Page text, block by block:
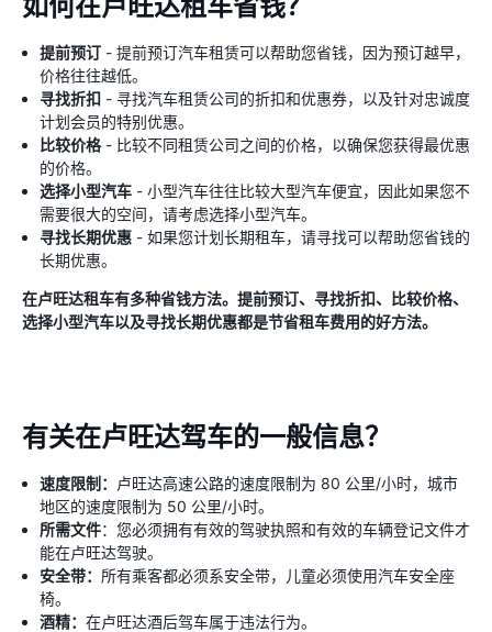
如何在卢旺达租车省钱？
提前预订 - 提前预订汽车租赁可以帮助您省钱，因为预订越早，
价格往往越低。
寻找折扣 - 寻找汽车租赁公司的折扣和优惠券，以及针对忠诚度
计划会员的特别优惠。
比较价格- 比较不同租赁公司之间的价格，以确保您获得最优惠
的价格。
选择小型汽车 - 小型汽车往往比较大型汽车便宜，因此如果您不
需要很大的空间，请考虑选择小型汽车。
寻找长期优惠 - 如果您计划长期租车，请寻找可以帮助您省钱的
长期优惠。
在卢旺达租车有多种省钱方法。提前预订、寻找折扣、比较价格、
选择小型汽车以及寻找长期优惠都是节省租车费用的好方法。
有关在卢旺达驾车的一般信息？
速度限制：
卢旺达高速公路的速度限制为 80 公里/小时，城市
地区的速度限制为 50 公里/小时。
所需文件：您必须拥有有效的驾驶执照和有效的车辆登记文件才
能在卢旺达驾驶。
安全带： 所有乘客都必须系安全带，儿童必须使用汽车安全座
椅。
酒精： 在卢旺达酒后驾车属于违法行为。